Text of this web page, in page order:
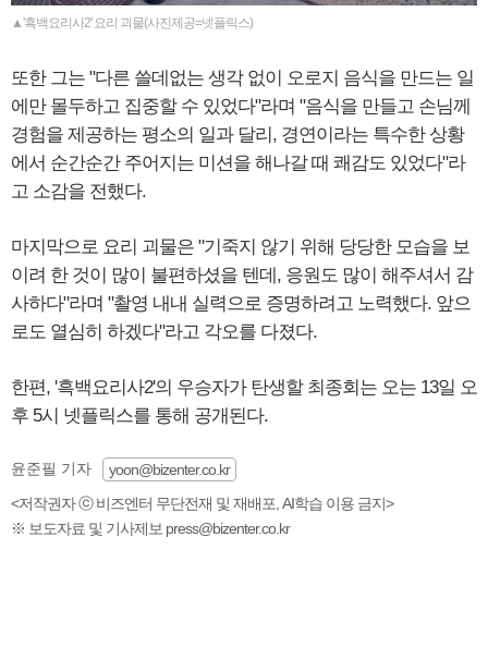
▲'흑백요리사2' 요리 괴물(사진제공=넷플릭스)
또한 그는 "다른 쓸데없는 생각 없이 오로지 음식을 만드는 일
에만 몰두하고 집중할 수 있었다"라며 "음식을 만들고 손님께
경험을 제공하는 평소의 일과 달리, 경연이라는 특수한 상황
에서 순간순간 주어지는 미션을 해나갈 때 쾌감도 있었다"라
고 소감을 전했다.
마지막으로 요리 괴물은 "기죽지 않기 위해 당당한 모습을 보
이려 한 것이 많이 불편하셨을 텐데, 응원도 많이 해주셔서 감
사하다"라며 "촬영 내내 실력으로 증명하려고 노력했다. 앞으
로도 열심히 하겠다"라고 각오를 다졌다.
한편, '흑백요리사2'의 우승자가 탄생할 최종회는 오는 13일 오
후 5시 넷플릭스를 통해 공개된다.
윤준필 기자
yoon@bizenter.co.kr
<저작권자 ⓒ 비즈엔터 무단전재 및 재배포, AI학습 이용 금지>
※ 보도자료 및 기사제보 press@bizenter.co.kr